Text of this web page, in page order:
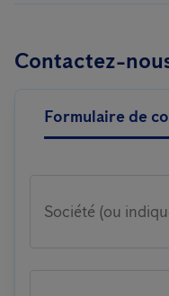
Contactez-
Formulaire de
Société (ou